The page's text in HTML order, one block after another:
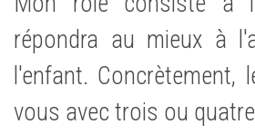
répondra au mieux à
l'enfant.
vous avec trois ou